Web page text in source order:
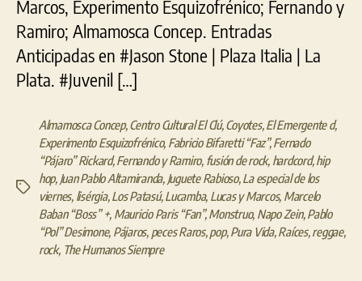
de
la
muerte”
Marcos, Experimento Esquizofrénico; Fernando y
Ramiro; Almamosca Concep. Entradas
Anticipadas en #Jason Stone | Plaza Italia | La
Plata. #Juvenil […]
Etiquetas
Almamosca Concep, Centro Cultural El Clú, Coyotes, El Emergente d,
Experimento Esquizofrénico, Fabricio Bifaretti “Faz”,Fernado
“Pájaro” Rickard,Fernando y Ramiro, fusión de rock, hardcord,hip
hop, Juan Pablo Altamiranda, Juguete Rabioso, La especial de los
viernes, lisérgia, Los Patasú, Lucamba, Lucas y Marcos, Marcelo
Baban “Boss” +, Mauricio Paris “Fan”,Monstruo, Napo Zein, Pablo
“Pol” Desimone, Pájaros, peces Raros, pop, Pura Vida, Raíces, reggae,
rock, The Humanos Siempre